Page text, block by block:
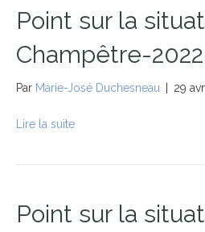
Point sur la
Champêtre-
Par Marie-José Duchesneau 29
Lire la suite
Point sur la